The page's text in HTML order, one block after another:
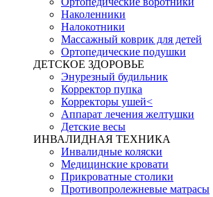
Наколенники
Налокотники
Массажный коврик для детей
Ортопедические подушки
ДЕТСКОЕ ЗДОРОВЬЕ
Энурезный будильник
Корректор пупка
Корректоры ушей<
Аппарат лечения желтушки
Детские весы
ИНВАЛИДНАЯ ТЕХНИКА
Инвалидные коляски
Медицинские кровати
Прикроватные столики
Противопролежневые матрасы